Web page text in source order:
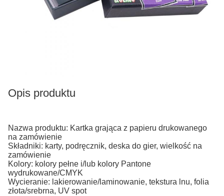
Opis produktu
Nazwa produktu: Kartka grająca z papieru drukowanego
na zamówienie
Składniki: karty, podręcznik, deska do gier, wielkość na
zamówienie
Kolory: kolory pełne i/lub kolory Pantone
wydrukowane/CMYK
Wycieranie: lakierowanie/laminowanie, tekstura lnu, folia
złota/srebrna, UV spot